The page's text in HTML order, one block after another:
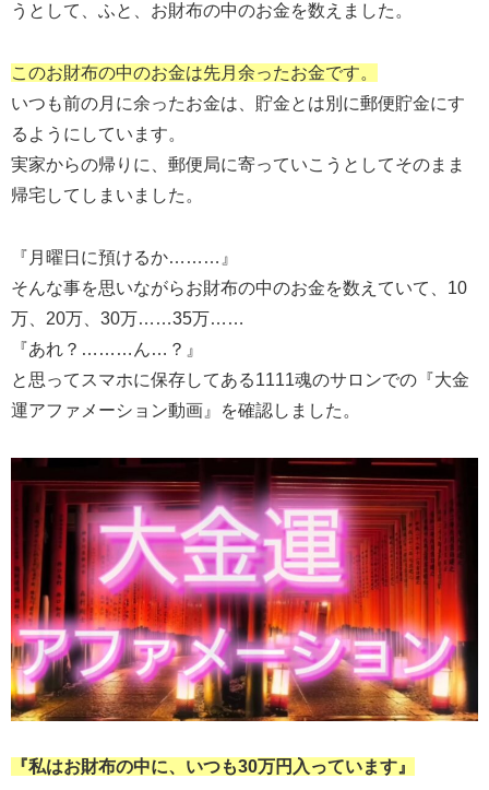
うとして、ふと、お財布の中のお金を数えました。
このお財布の中のお金は先月余ったお金です。
いつも前の月に余ったお金は、貯金とは別に郵便貯金にす
るようにしています。
実家からの帰りに、郵便局に寄っていこうとしてそのまま
帰宅してしまいました。
『月曜日に預けるか………』
そんな事を思いながらお財布の中のお金を数えていて、10
万、20万、30万……35万……
『あれ？………ん…？』
と思ってスマホに保存してある1111魂のサロンでの『大金
運アファメーション動画』を確認しました。
『私はお財布の中に、いつも30万円入っています』